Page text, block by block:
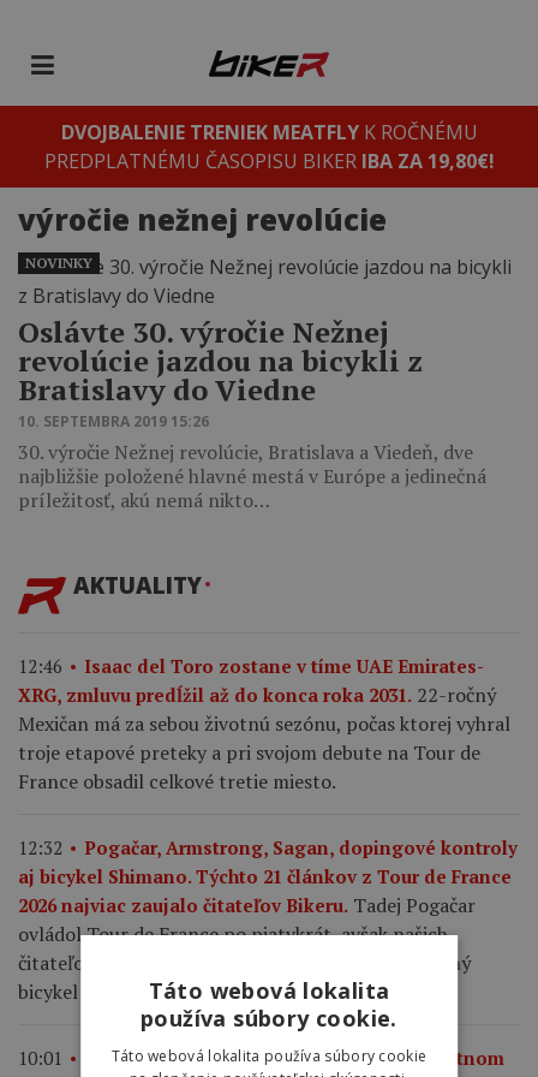
DVOJBALENIE TRENIEK MEATFLYK ROČNÉMU
PREDPLATNÉMU ČASOPISU BIKER IBA ZA 19,80€!
výročie nežnej revolúcie
Oslávte 30. výročie Nežnej
revolúcie jazdou na bicykli z
Bratislavy do Viedne
10. SEPTEMBRA 2019 15:26
30. výročie Nežnej revolúcie, Bratislava a Viedeň, dve
najbližšie položené hlavné mestá v Európe a jedinečná
príležitosť, akú nemá nikto…
NOVINKY
AKTUALITY
12:46
Isaac del Toro zostane v tíme UAE Emirates-
XRG, zmluvu predĺžil až do konca roka 2031. 22-ročný
Mexičan má za sebou životnú sezónu, počas ktorej vyhral
troje etapové preteky a pri svojom debute na Tour de
France obsadil celkové tretie miesto.
12:32
Pogačar, Armstrong, Sagan, dopingové kontroly
aj bicykel Shimano. Týchto 21 článkov z Tour de France
2026 najviac zaujalo čitateľov Bikeru. Tadej Pogačar
ovládol Tour de France po piatykrát, avšak našich
čitateľov zaujal ešte viac detailný pohľad na servisný
bicykel Shimano.
10:01
Aký tlak by ste mali mať v plášťoch na cestnom
Táto webová lokalita
používa súbory cookie.
Táto webová lokalita používa súbory cookie